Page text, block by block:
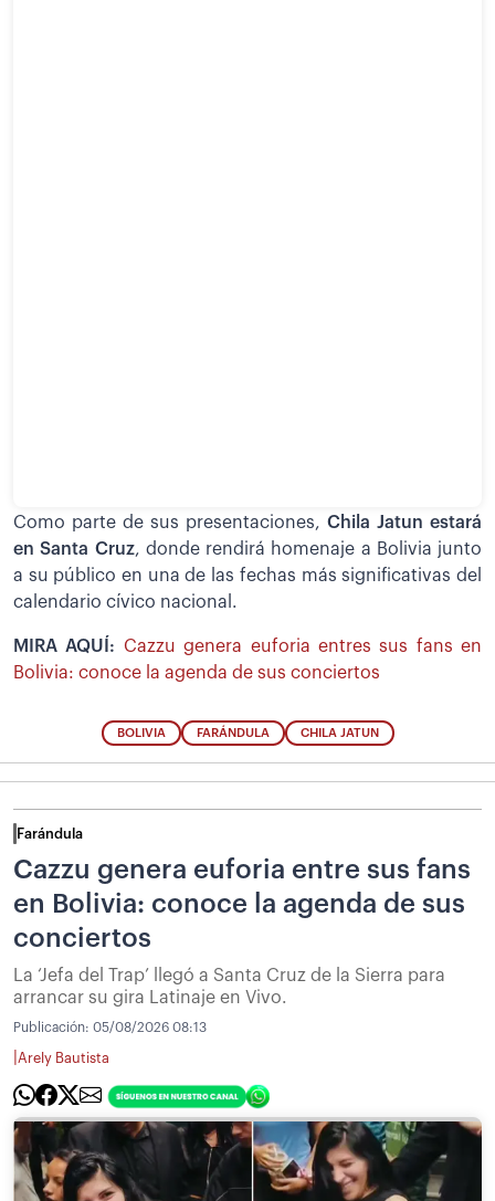
Como parte de sus presentaciones, Chila Jatun estará
en Santa Cruz, donde rendirá homenaje a Bolivia junto
a su público en una de las fechas más significativas del
calendario cívico nacional.
MIRA AQUÍ: Cazzu genera euforia entres sus fans en
Bolivia: conoce la agenda de sus conciertos
BOLIVIA FARÁNDULA CHILA JATUN
Farándula
Cazzu genera euforia entre sus fans
en Bolivia: conoce la agenda de sus
conciertos
La ‘Jefa del Trap’ llegó a Santa Cruz de la Sierra para
arrancar su gira Latinaje en Vivo.
Publicación: 05/08/2026 08:13
Arely Bautista